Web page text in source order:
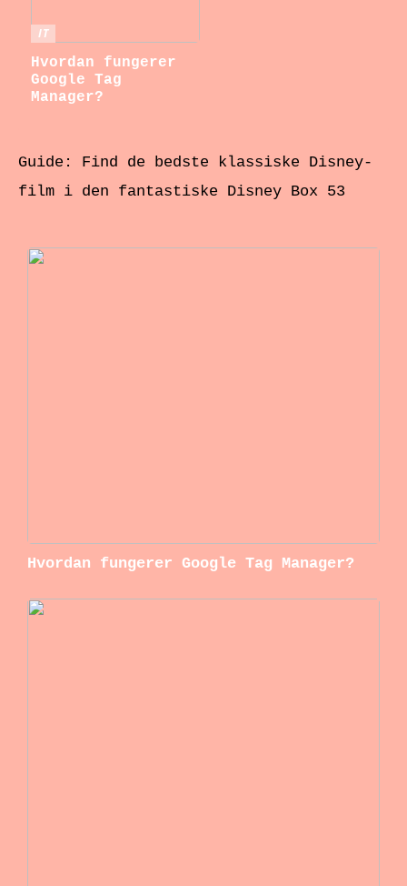
IT
Hvordan fungerer
Google Tag
Manager?
Guide: Find de bedste klassiske Disney-
film i den fantastiske Disney Box 53
Hvordan fungerer Google Tag Manager?